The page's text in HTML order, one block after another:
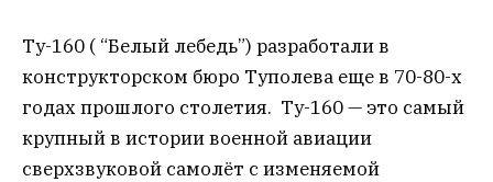
Ту-160 ( “Белый лебедь”) разработали в
конструкторском бюро Туполева еще в 70-80-х
годах прошлого столетия. Ту-160 — это самый
крупный в истории военной авиации
сверхзвуковой самолёт с изменяемой